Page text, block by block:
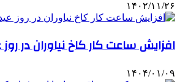
۱۴۰۲/۱۱/۲۶
افزایش ساعت کار کاخ نیاوران در
۱۴۰۴/۰۱/۰۹